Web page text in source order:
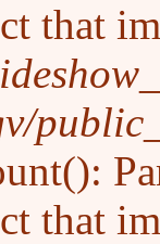
that
that